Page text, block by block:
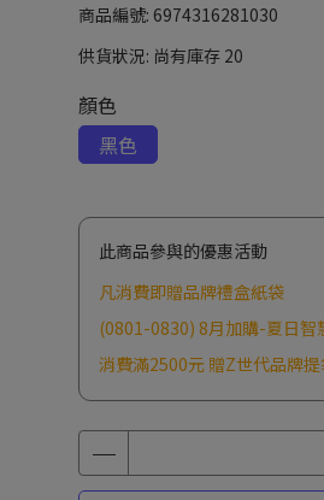
商品編號: 6974316281030
供貨狀況: 尚有庫存 20
顏色
黑色
此商品參與的優惠活動
凡消費即贈品牌禮盒紙袋
(0801-0830) 8月加購-夏日智
消費滿2500元 贈Z世代品牌